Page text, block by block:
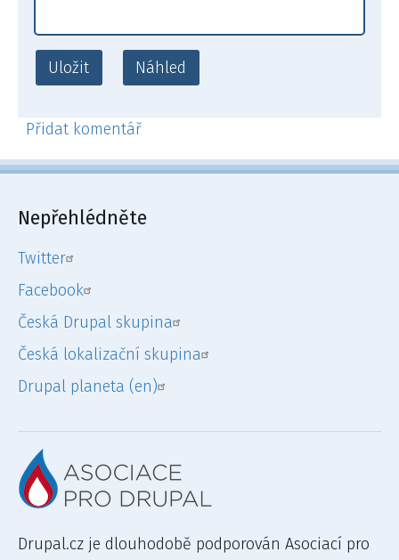
Přidat komentář
Nepřehlédněte
Twitter
Facebook
Česká Drupal skupina
Česká lokalizační skupina
Drupal planeta (en)
Drupal.cz je dlouhodobě podporován Asociací pro